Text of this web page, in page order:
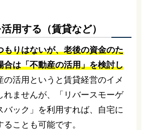
用する（賃貸など）
もりはないが、老後の資金のた
合は「不動産の活用」を検討し
の活用というと賃貸経営のイメ
れませんが、「リバースモーゲ
バック」を利用すれば、自宅に
ことも可能です。